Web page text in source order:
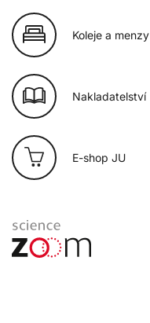
Koleje a menzy
Nakladatelství
E-shop JU